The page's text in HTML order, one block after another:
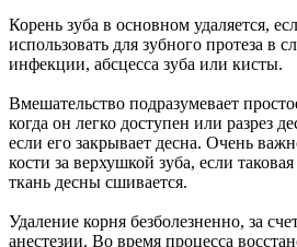
Корень зуба в основном удаляется,
использовать для зубного протеза в
инфекции, абсцесса зуба или кисты.
Вмешательство подразумевает
когда он легко доступен или разрез
если его закрывает десна. Очень
кости за верхушкой зуба, если
ткань десны сшивается.
Удаление корня безболезненно, за
анестезии. Во время процесса